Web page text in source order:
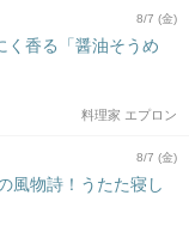
8/7 (金)
く香る「醤油そうめ
料理家 エプロン
8/7 (金)
風物詩！うたた寝し